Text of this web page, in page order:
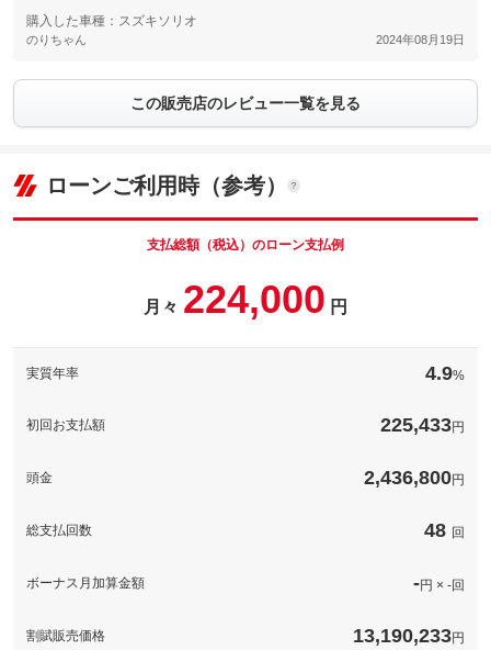
購入した車種：スズキソリオ
のりちゃん 2024年08月19日
この販売店のレビュー一覧を見る
ローンご利用時（参考）
支払総額（税込）のローン支払例
月々 224,000 円
実質年率 4.9%
初回お支払額 225,433円
頭金 2,436,800円
総支払回数 48 回
ボーナス月加算金額 -円 × -回
割賦販売価格 13,190,233円